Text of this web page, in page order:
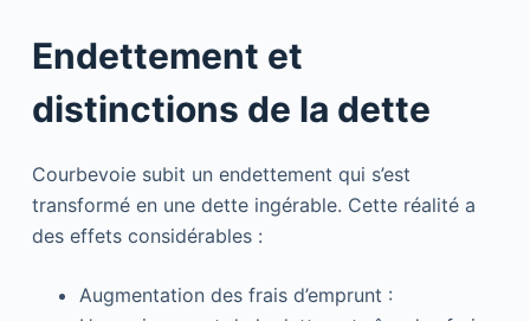
Endettement et
distinctions de la dette
Courbevoie subit un endettement qui s’est
transformé en une dette ingérable. Cette réalité a
des effets considérables :
Augmentation des frais d’emprunt :